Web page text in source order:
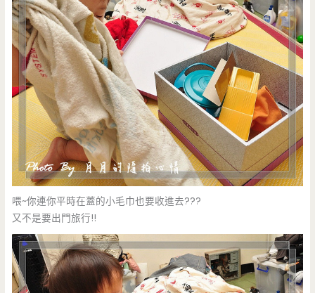
喂~你連你平時在蓋的小毛巾也要收進去???
又不是要出門旅行!!